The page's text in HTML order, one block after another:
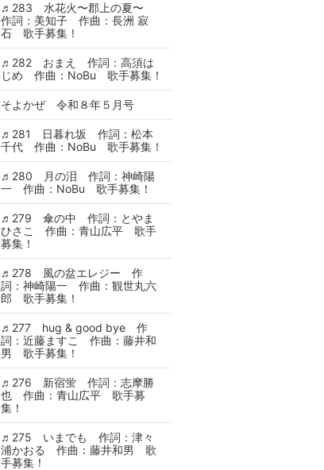
♬283 水花火〜郡上の夏〜
作詞：美知子 作曲：長洲 寂
石 歌手募集！
♬282 おまえ 作詞：高須は
じめ 作曲：NoBu 歌手募集！
そよかぜ 令和８年５月号
♬281 日暮れ坂 作詞：松本
千代 作曲：NoBu 歌手募集！
♬280 月の泪 作詞：神崎陽
一 作曲：NoBu 歌手募集！
♬279 傘の中 作詞：とやま
ひさこ 作曲：青山広平 歌手
募集！
♬278 風の盆エレジー 作
詞：神崎陽一 作曲：観世丸六
郎 歌手募集！
♬277 hug & good bye 作
詞：近藤ますこ 作曲：藤井和
男 歌手募集！
♬276 新宿蛍 作詞：志摩勝
也 作曲：青山広平 歌手募
集！
♬275 いまでも 作詞：津々
浦かおる 作曲：藤井和男 歌
手募集！